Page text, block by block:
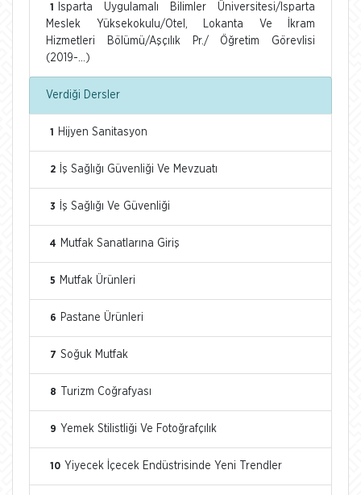
1
Isparta Uygulamalı Bilimler Üniversitesi/Isparta
Meslek Yüksekokulu/Otel, Lokanta Ve İkram
Hizmetleri Bölümü/Aşçılık Pr./ Öğretim Görevlisi
(2019-...)
Verdiği Dersler
1 Hijyen Sanitasyon
2 İş Sağlığı Güvenliği Ve Mevzuatı
3 İş Sağlığı Ve Güvenliği
4 Mutfak Sanatlarına Giriş
5 Mutfak Ürünleri
6 Pastane Ürünleri
7 Soğuk Mutfak
8 Turizm Coğrafyası
9 Yemek Stilistliği Ve Fotoğrafçılık
10 Yiyecek İçecek Endüstrisinde Yeni Trendler